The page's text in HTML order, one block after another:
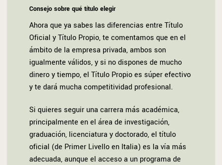
Consejo sobre qué título elegir
Ahora que ya sabes las diferencias entre Título
Oficial y Título Propio, te comentamos que en el
ámbito de la empresa privada, ambos son
igualmente válidos, y si no dispones de mucho
dinero y tiempo, el Título Propio es súper efectivo
y te dará mucha competitividad profesional.
Si quieres seguir una carrera más académica,
principalmente en el área de investigación,
graduación, licenciatura y doctorado, el título
oficial (de Primer Livello en Italia) es la vía más
adecuada, aunque el acceso a un programa de